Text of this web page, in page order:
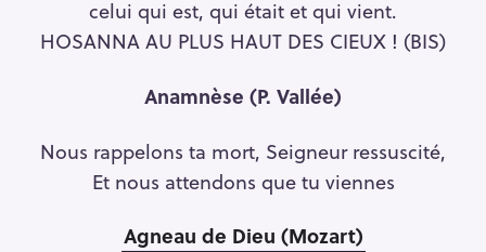
celui qui est, qui était et qui vient.
HOSANNA AU PLUS HAUT DES CIEUX ! (BIS)
Anamnèse (P. Vallée)
Nous rappelons ta mort, Seigneur ressuscité,
Et nous attendons que tu viennes
Agneau de Dieu (Mozart)